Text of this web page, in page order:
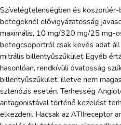
Szívelégtelenségben és
betegeknél elővigyázatosság
maximális, 10 mg/320 mg/25 mg-
betegcsoportról csak kevés adat
mitrális billentyűszűkület Egyéb
hasonlóan, rendkívüli óvatosság
billentyűszűkület, illetve nem
sztenózis esetén. Terhesség
antagonistával történő kezelést
elkezdeni. Hacsak az ATII­receptor